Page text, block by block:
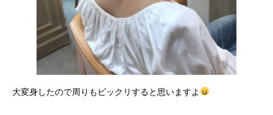
大変身したので周りもビックリすると思いますよ